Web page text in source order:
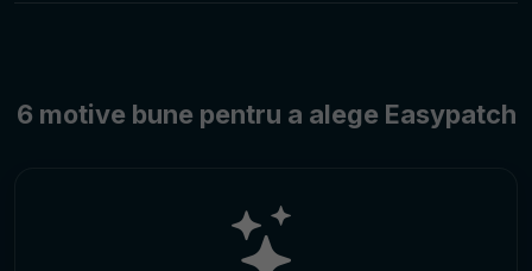
6 motive bune pentru a alege Easypatch